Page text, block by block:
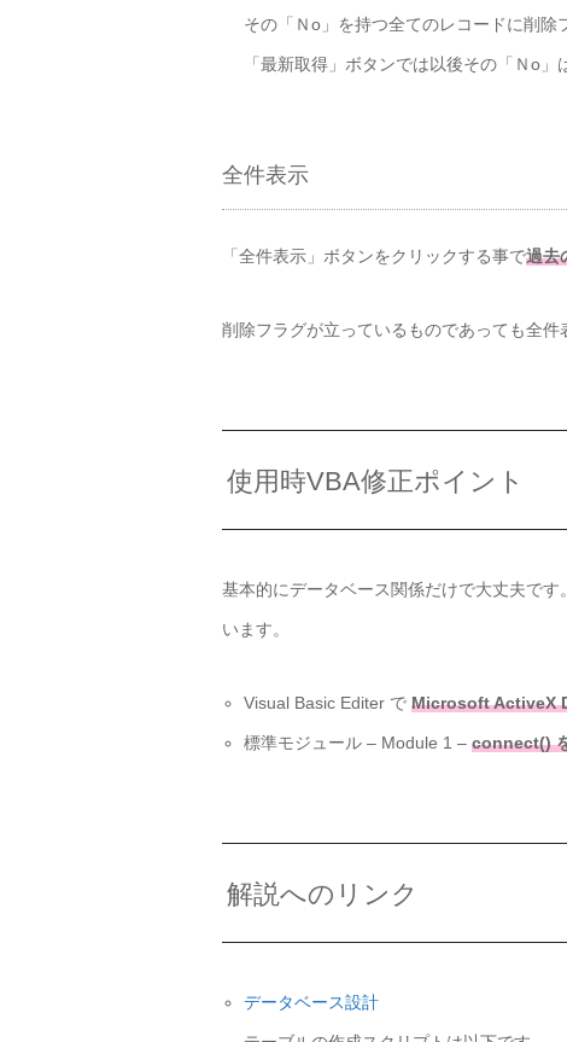
その「Ｎo」を持つ全てのレコードに削除
「最新取得」ボタンでは以後その「Ｎo」
全件表示
「全件表示」ボタンをクリックする事で過去
削除フラグが立っているものであっても全件
使用時VBA修正ポイント
基本的にデータベース関係だけで大丈夫です
います。
Visual Basic Editer でMicrosoft ActiveX
標準モジュール – Module 1 –connect()
解説へのリンク
データベース設計